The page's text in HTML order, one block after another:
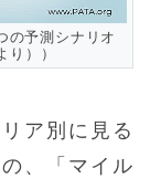
の予測シナリオ
り））
ア別に見る
、「マイル